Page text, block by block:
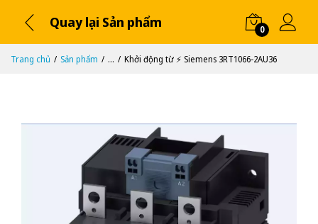
Quay lại Sản phẩm 0
Trang chủ Sản phẩm ... Khởi động từ ⚡️ Siemens 3RT1066-2AU36